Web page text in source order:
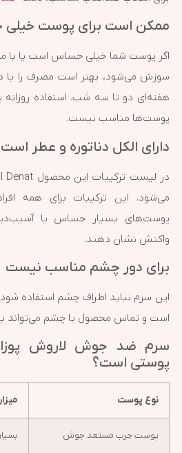
ممکن است برای پوست
اگر پوست شما خیلی حساس است یا با
سوزش می‌شود، بهتر است مصرف را با
هفته‌ای دو تا سه شب. استفاده روزانه
پوست‌ها مناسب نیست.
دارای الکل دناتوره و عطر است
می‌شود. این ترکیبات برای همه
پوست‌های بسیار حساس یا
واکنش نشان دهند.
برای دور چشم مناسب نیست
این سرم نباید اطراف چشم استفاده
است و تماس محصول با چشم
سرم ضد جوش لاروش
پوستی است؟
نوع پوست
پوست چرب مستعد جوش